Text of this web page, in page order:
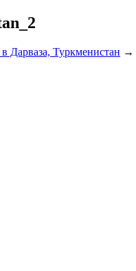
Дарваза, Туркменистан →